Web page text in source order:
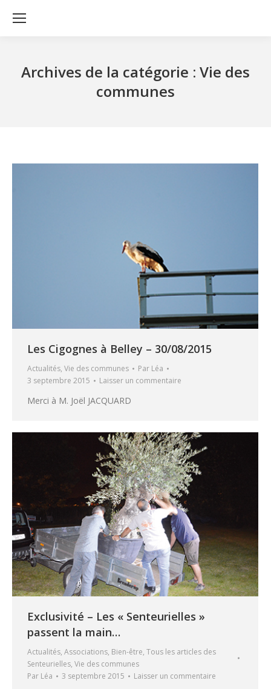
Archives de la catégorie : Vie des
communes
Les Cigognes à Belley – 30/08/2015
Actualités, Vie des communes Par Léa
3 septembre 2015
Laisser un commentaire
Merci à M. Joël JACQUARD
Exclusivité – Les « Senteurielles »
passent la main…
Actualités, Associations, Bien-être, Tous les articles des
Senteurielles, Vie des communes
Par Léa 3 septembre 2015 Laisser un commentaire